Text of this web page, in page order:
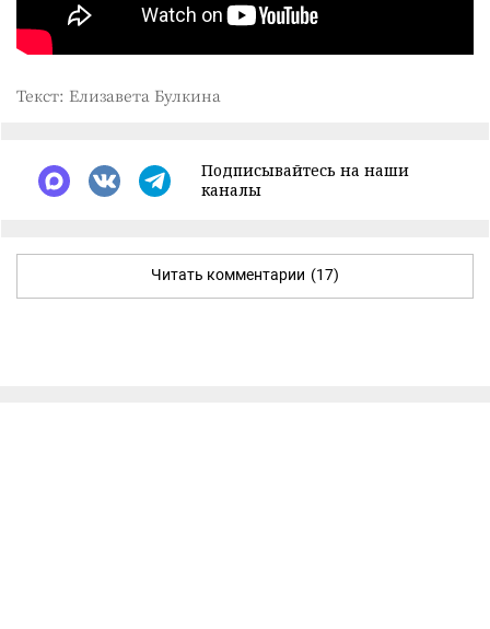
Текст: Елизавета Булкина
Подписывайтесь на наши
каналы
Читать комментарии (17)